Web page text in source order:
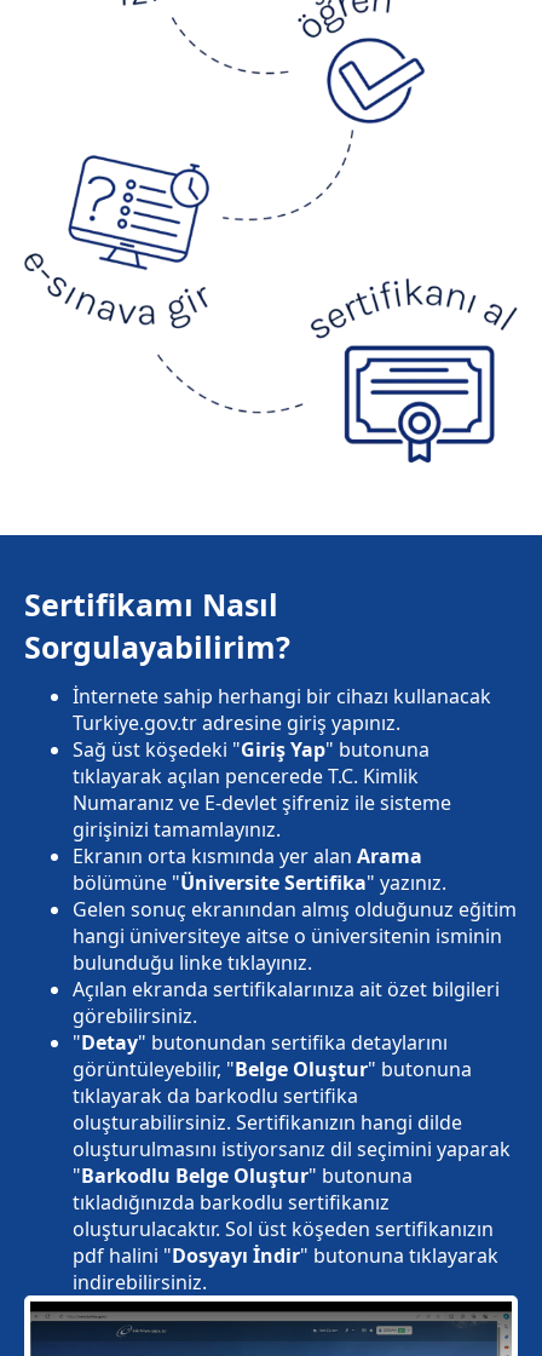
Sertifikamı Nasıl
Sorgulayabilirim?
İnternete sahip herhangi bir cihazı kullanacak
Turkiye.gov.tr adresine giriş yapınız.
Sağ üst köşedeki "Giriş Yap" butonuna
tıklayarak açılan pencerede T.C. Kimlik
Numaranız ve E-devlet şifreniz ile sisteme
girişinizi tamamlayınız.
Ekranın orta kısmında yer alan Arama
bölümüne "Üniversite Sertifika" yazınız.
Gelen sonuç ekranından almış olduğunuz eğitim
hangi üniversiteye aitse o üniversitenin isminin
bulunduğu linke tıklayınız.
Açılan ekranda sertifikalarınıza ait özet bilgileri
görebilirsiniz.
"Detay" butonundan sertifika detaylarını
görüntüleyebilir, "Belge Oluştur" butonuna
tıklayarak da barkodlu sertifika
oluşturabilirsiniz. Sertifikanızın hangi dilde
oluşturulmasını istiyorsanız dil seçimini yaparak
"Barkodlu Belge Oluştur" butonuna
tıkladığınızda barkodlu sertifikanız
oluşturulacaktır. Sol üst köşeden sertifikanızın
pdf halini "Dosyayı İndir" butonuna tıklayarak
indirebilirsiniz.